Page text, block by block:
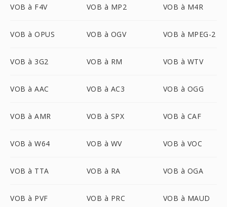
VOB à F4V VOB à MP2 VOB à M4R
VOB à OPUS VOB à OGV VOB à MPEG-2
VOB à 3G2 VOB à RM VOB à WTV
VOB à AAC VOB à AC3 VOB à OGG
VOB à AMR VOB à SPX VOB à CAF
VOB à W64 VOB à WV VOB à VOC
VOB à TTA VOB à RA VOB à OGA
VOB à PVF VOB à PRC VOB à MAUD